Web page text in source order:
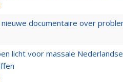
documentaire over
licht voor massale